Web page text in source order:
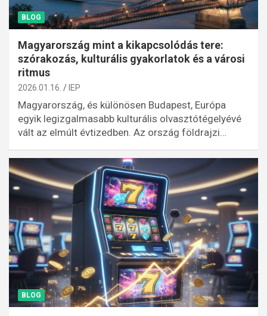
BLOG
Magyarország mint a kikapcsolódás tere:
szórakozás, kulturális gyakorlatok és a városi
ritmus
2026.01.16. IEP
Magyarország, és különösen Budapest, Európa
egyik legizgalmasabb kulturális olvasztótégelyévé
vált az elmúlt évtizedben. Az ország földrajzi…
BLOG